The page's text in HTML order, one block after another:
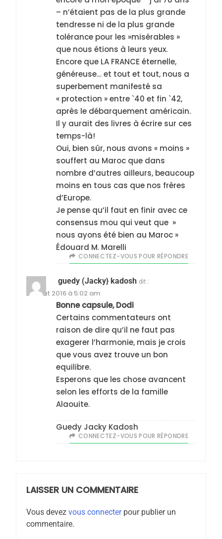
– n’étaient pas de la plus grande
tendresse ni de la plus grande
tolérance pour les »misérables »
que nous étions à leurs yeux.
Encore que LA FRANCE éternelle,
généreuse… et tout et tout, nous a
superbement manifesté sa
« protection » entre `40 et fin `42,
après le débarquement américain.
Il y aurait des livres à écrire sur ces
temps-là!
Oui, bien sûr, nous avons « moins »
souffert au Maroc que dans
nombre d’autres ailleurs, beaucoup
moins en tous cas que nos frères
d’Europe.
Je pense qu’il faut en finir avec ce
consensus mou qui veut que »
nous ayons été bien au Maroc »
Édouard M. Marelli
CONNECTEZ-VOUS POUR RÉPONDRE
guedy (Jacky} kadosh dit :
15 août 2016 à 5:02 am
Bonne capsule, Dodi
Certains commentateurs ont
raison de dire qu’il ne faut pas
exagerer l’harmonie, mais je crois
que vous avez trouve un bon
equilibre.
Esperons que les chose avancent
selon les efforts de la famille
Alaouite.
Guedy Jacky Kadosh
CONNECTEZ-VOUS POUR RÉPONDRE
LAISSER UN COMMENTAIRE
Vous devez vous connecterpour publier un
commentaire.
2025, l’année la plus
meurtrière selon le
rapport d’ADL contre
l’antisémitisme
6
FIÈRE, DIGNE ET RÉSILIENTE :
POURQUOI JE REVENDIQUE
MA JUDAÏTE par Thérèse
Zrihen-Dvir
ISRAÉL JUDAISME
CE QUI NOUS MANQUE –
Jacques Hadida
Maroc : Les amandes de
1
De Loya Stauber